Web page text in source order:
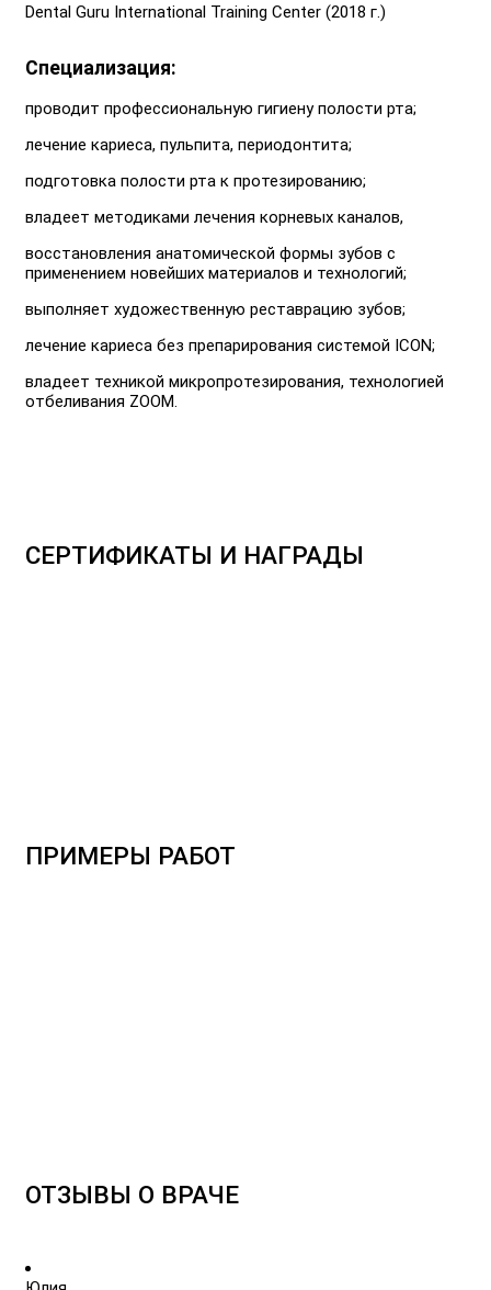
Dental Guru International Training Center (2018 г.)
Специализация:
проводит профессиональную гигиену полости рта;
лечение кариеса, пульпита, периодонтита;
подготовка полости рта к протезированию;
владеет методиками лечения корневых каналов,
восстановления анатомической формы зубов с
применением новейших материалов и технологий;
выполняет художественную реставрацию зубов;
лечение кариеса без препарирования системой ICON;
владеет техникой микропротезирования, технологией
отбеливания ZOOM.
СЕРТИФИКАТЫ И НАГРАДЫ
ПРИМЕРЫ РАБОТ
ОТЗЫВЫ О ВРАЧЕ